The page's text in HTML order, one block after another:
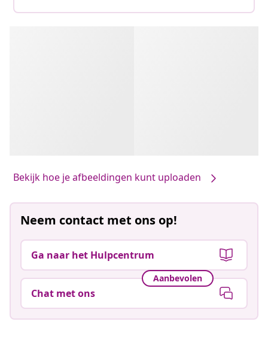
Bekijk hoe je afbeeldingen kunt uploaden
Neem contact met ons op!
Ga naar het Hulpcentrum
Aanbevolen
Chat met ons